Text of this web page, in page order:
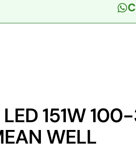
151W
WELL